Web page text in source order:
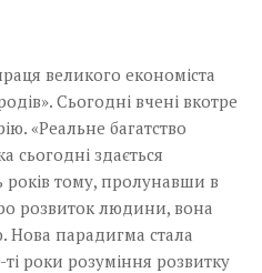
великого економіста
Сьогодні вчені вкотре
«Реальне багатство
здається
років тому, пролунавши в
розвиток людини, вона
Нова парадигма стала
роки розуміння розвитку